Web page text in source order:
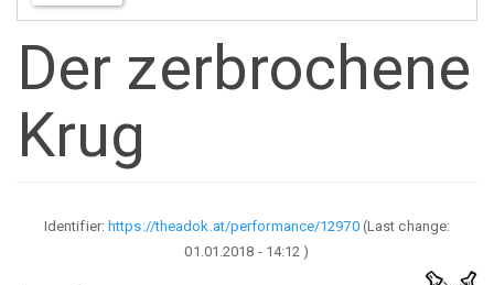
Der zerbrochene
Krug
Identifier:https://theadok.at/performance/12970(Last change:
01.01.2018 - 14:12 )